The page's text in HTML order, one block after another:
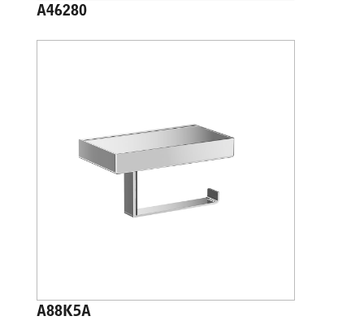
A46280
A88K5A